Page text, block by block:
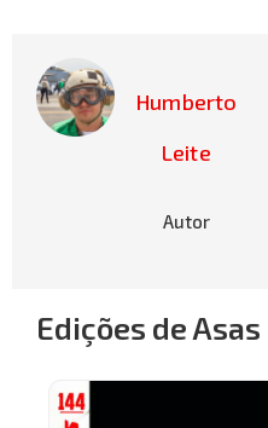
Humberto
Leite
Autor
Edições de Asas